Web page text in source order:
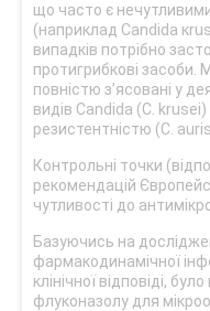
що часто є
(наприклад Candida
випадків потрібно
протигрибкові засоби.
повністю з’ясовані у
видів Candida (C.
резистентністю (C.
Контрольні точки
рекомендацій
чутливості до
Базуючись на
фармакодинамічної
клінічної відповіді,
флуконазолу для